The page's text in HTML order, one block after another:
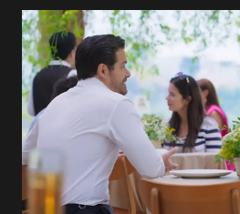
permanecer virgem até encontrar
ama, o que não é fácil, já que
se aprimorar, trabalhando,
ser a primeira mulher da família a
universidade. Ela tem uma
muito madura para a idade,
empática. Detesta injustiças e é
teimosa e muito persistente